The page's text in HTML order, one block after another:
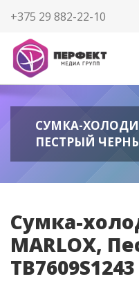
+375 29 882-22-10
СУМКА-
ПЕСТРЫЙ
Сумка-
MARLOX,
TB7609S1243